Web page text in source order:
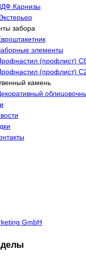
Карнизы
забора
элементы
(профлист)
(профлист)
камень
GmbH